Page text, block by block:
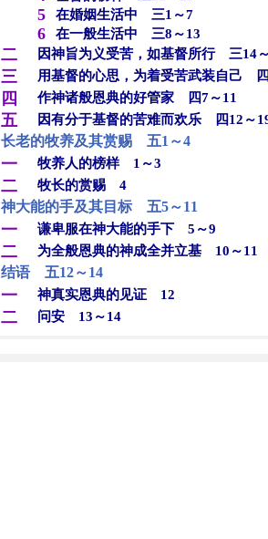
5 在婚姻生活中 三1～7
6 在一般生活中 三8～13
二 因神旨为义受苦，如基督所行 三14
三 用基督的心思，为着受苦武装自己
四 作神诸般恩典的好管家 四7～11
五 因有分于基督的苦难而欢乐 四12～
长老的牧养及其赏赐 五1～4
一 牧养人的榜样 1～3
二 牧长的赏赐 4
神大能的手及其目标 五5～11
一 谦卑服在神大能的手下 5～9
二 为全般恩典的神成全并立基 10～11
结语 五12～14
一 神真实恩典的见证 12
二 问安 13～14